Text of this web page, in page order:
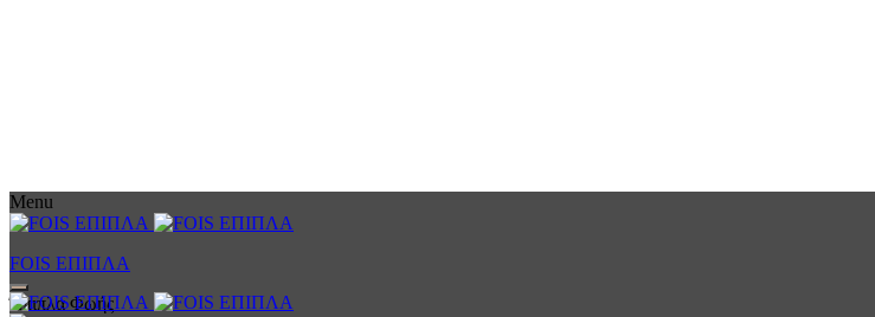
Menu
FOIS ΕΠΙΠΛΑ
Έπιπλα Φωής